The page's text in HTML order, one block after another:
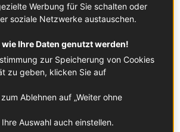
Jahren.
zu erhalten, muss der Mensch die
Pollen bestäuben. Dieser Schritt
Genauigkeit, weil die Blüten sich
und man an einem Tag auf einer
als zwei Knospen findet, die
Nach der Bestäubung bildet sich
Nach neun Monaten ist sie reif. Die
wird schwarz. Andere Vanillearten
Werbung für Sie schalten oder
soziale Netzwerke austauschen.
Ihre Daten genutzt werden!
zur Speicherung von Cookies
zu geben, klicken Sie auf
Ablehnen auf „Weiter ohne
Auswahl auch einstellen.